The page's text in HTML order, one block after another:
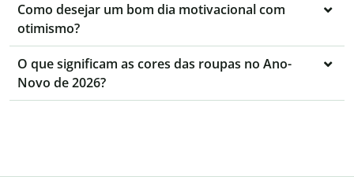
Como desejar um bom dia motivacional com
otimismo?
O que significam as cores das roupas no Ano-
Novo de 2026?